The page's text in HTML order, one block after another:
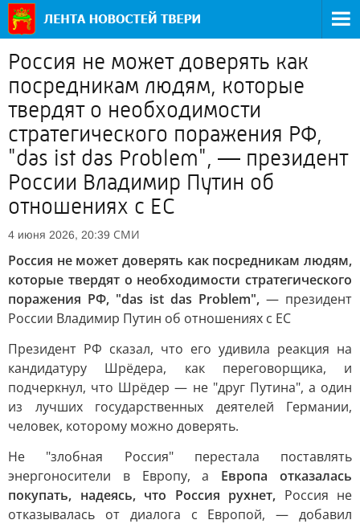
Россия не может доверять как
посредникам людям, которые
твердят о необходимости
стратегического поражения РФ,
"das ist das Problem", — президент
России Владимир Путин об
отношениях с ЕС
4 июня 2026, 20:39 СМИ
Россия не может доверять как посредникам людям,
которые твердят о необходимости стратегического
поражения РФ, "das ist das Problem", — президент
России Владимир Путин об отношениях с ЕС
Президент РФ сказал, что его удивила реакция на
кандидатуру Шрёдера, как переговорщика, и
подчеркнул, что Шрёдер — не "друг Путина", а один
из лучших государственных деятелей Германии,
человек, которому можно доверять.
Не "злобная Россия" перестала поставлять
энергоносители в Европу, а Европа отказалась
покупать, надеясь, что Россия рухнет, Россия не
отказывалась от диалога с Европой, — добавил